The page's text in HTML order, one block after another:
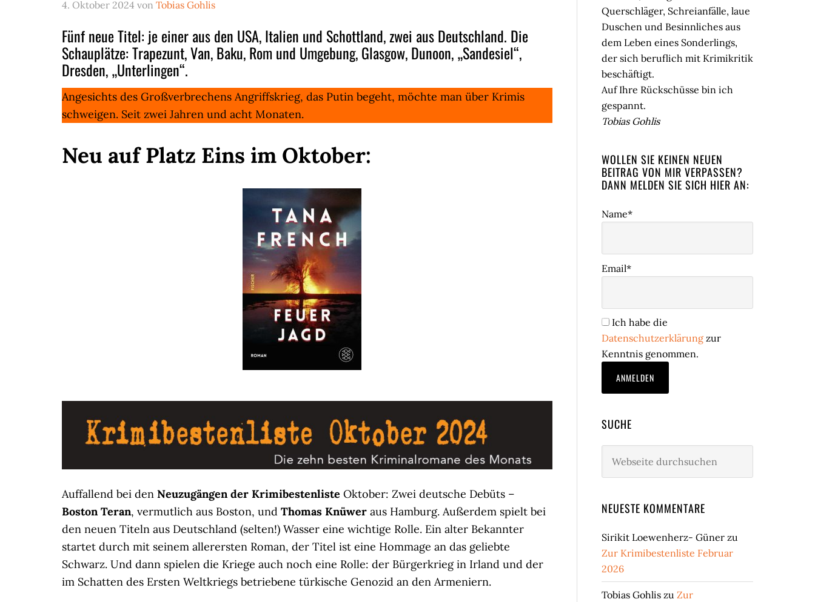
4. Oktober 2024 von Tobias Gohlis
Fünf neue Titel: je einer aus den USA, Italien und Schottland, zwei aus Deutschland. Die
Schauplätze: Trapezunt, Van, Baku, Rom und Umgebung, Glasgow, Dunoon, „Sandesiel“,
Dresden, „Unterlingen“.
Angesichts des Großverbrechens Angriffskrieg, das Putin begeht, möchte man über Krimis
schweigen. Seit zwei Jahren und acht Monaten.
Neu auf Platz Eins im Oktober:
Auffallend bei den Neuzugängen der Krimibestenliste Oktober: Zwei deutsche Debüts –
Boston Teran, vermutlich aus Boston, und Thomas Knüwer aus Hamburg. Außerdem spielt bei
den neuen Titeln aus Deutschland (selten!) Wasser eine wichtige Rolle. Ein alter Bekannter
startet durch mit seinem allerersten Roman, der Titel ist eine Hommage an das geliebte
Schwarz. Und dann spielen die Kriege auch noch eine Rolle: der Bürgerkrieg in Irland und der
im Schatten des Ersten Weltkriegs betriebene türkische Genozid an den Armeniern.
Querschläger, Schreianfälle, laue
Duschen und Besinnliches aus
dem Leben eines Sonderlings,
der sich beruflich mit Krimikritik
beschäftigt.
Auf Ihre Rückschüsse bin ich
gespannt.
Tobias Gohlis
WOLLEN SIE KEINEN NEUEN
BEITRAG VON MIR VERPASSEN?
DANN MELDEN SIE SICH HIER AN:
Name*
Email*
Ich habe die
Datenschutzerklärung zur
Kenntnis genommen.
SUCHE
durchsuchen
NEUESTE KOMMENTARE
Sirikit Loewenherz- Güner zu
Zur Krimibestenliste Februar
2026
Tobias Gohlis zu Zur